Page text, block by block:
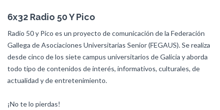
6x32 Radio 50 Y Pico
Radio 50 y Pico es un proyecto de comunicación de la Federación
Gallega de Asociaciones Universitarias Senior (FEGAUS). Se realiza
desde cinco de los siete campus universitarios de Galicia y aborda
todo tipo de contenidos de interés, informativos, culturales, de
actualidad y de entretenimiento.
¡No te lo pierdas!